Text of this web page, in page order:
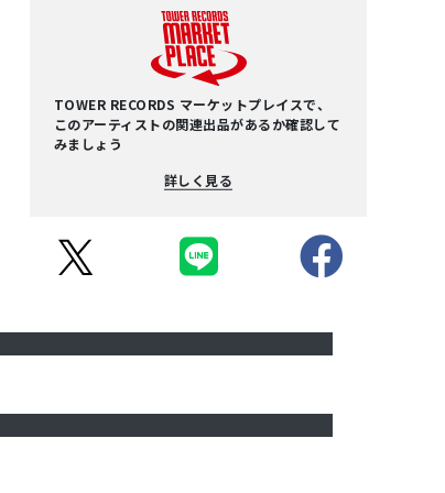
TOWER RECORDS マーケットプレイスで、
このアーティストの関連出品があるか確認して
みましょう
詳しく見る